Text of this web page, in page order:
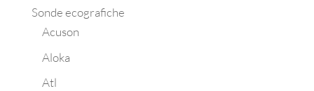
Sonde ecografiche
Acuson
Aloka
Atl